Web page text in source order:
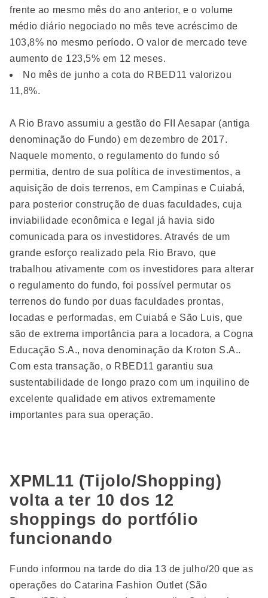
frente ao mesmo mês do ano anterior, e o volume
médio diário negociado no mês teve acréscimo de
103,8% no mesmo período. O valor de mercado teve
aumento de 123,5% em 12 meses.
No mês de junho a cota do RBED11 valorizou
11,8%.
A Rio Bravo assumiu a gestão do FII Aesapar (antiga
denominação do Fundo) em dezembro de 2017.
Naquele momento, o regulamento do fundo só
permitia, dentro de sua política de investimentos, a
aquisição de dois terrenos, em Campinas e Cuiabá,
para posterior construção de duas faculdades, cuja
inviabilidade econômica e legal já havia sido
comunicada para os investidores. Através de um
grande esforço realizado pela Rio Bravo, que
trabalhou ativamente com os investidores para alterar
o regulamento do fundo, foi possível permutar os
terrenos do fundo por duas faculdades prontas,
locadas e performadas, em Cuiabá e São Luis, que
são de extrema importância para a locadora, a Cogna
Educação S.A., nova denominação da Kroton S.A..
Com esta transação, o RBED11 garantiu sua
sustentabilidade de longo prazo com um inquilino de
excelente qualidade em ativos extremamente
importantes para sua operação.
XPML11 (Tijolo/Shopping)
volta a ter 10 dos 12
shoppings do portfólio
funcionando
Fundo informou na tarde do dia 13 de julho/20 que as
operações do Catarina Fashion Outlet (São